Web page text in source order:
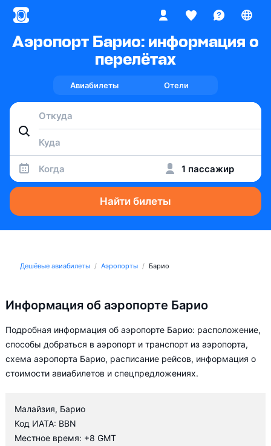
Аэропорт Барио: информация о
перелётах
Авиабилеты Отели
Когда 1 пассажир
Найти билеты
Дешёвые авиабилеты Аэропорты Барио
Информация об аэропорте Барио
Подробная информация об аэропорте Барио: расположение,
способы добраться в аэропорт и транспорт из аэропорта,
схема аэропорта Барио, расписание рейсов, информация о
стоимости авиабилетов и спецпредложениях.
Малайзия, Барио
Код ИАТА: BBN
Местное время: +8 GMT